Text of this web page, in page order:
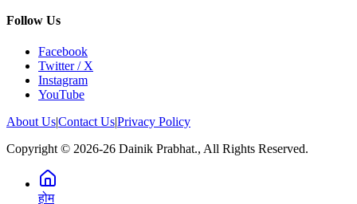
Follow Us
Facebook
Twitter / X
Instagram
YouTube
About Us|Contact Us|Privacy Policy
Copyright © 2026-26 Dainik Prabhat., All Rights Reserved.
होम